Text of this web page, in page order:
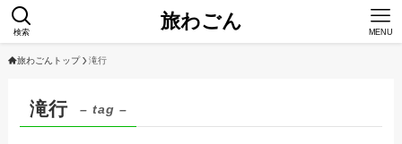
旅わごん
検索 MENU
旅わごんトップ 滝行
滝行 – tag –